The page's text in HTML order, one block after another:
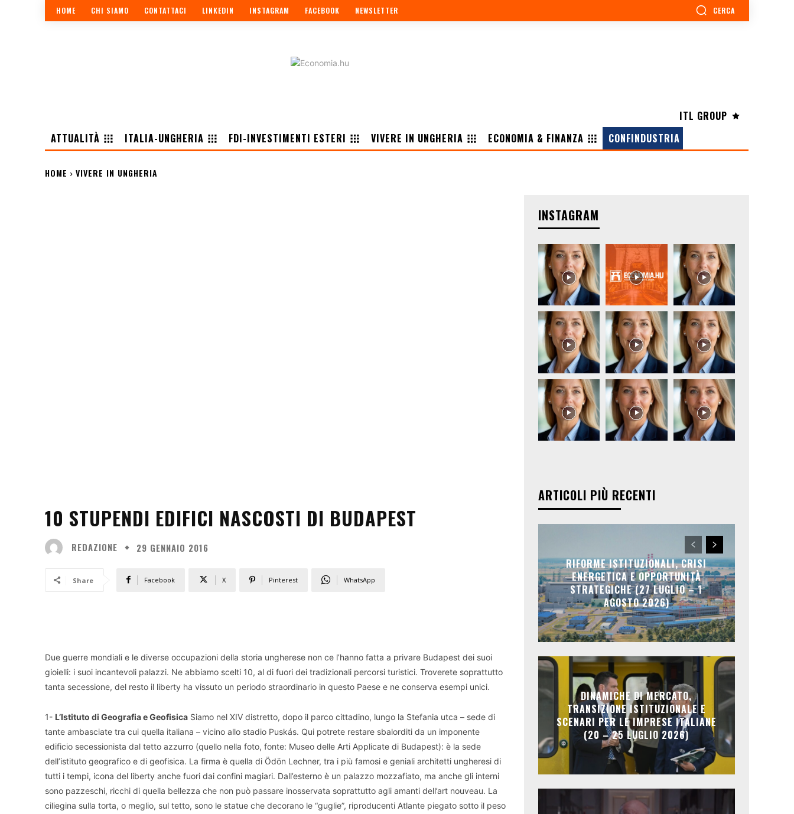
HOME CHI SIAMO CONTATTACI LINKEDIN INSTAGRAM FACEBOOK NEWSLETTER CERCA
ITL GROUP
ATTUALITÀ
ITALIA-UNGHERIA FDI-INVESTIMENTI ESTERI VIVERE IN UNGHERIA ECONOMIA & FINANZA CONFINDUSTRIA
HOME VIVERE IN UNGHERIA
10 STUPENDI EDIFICI NASCOSTI DI BUDAPEST
REDAZIONE 29 GENNAIO 2016
Share Facebook X Pinterest WhatsApp
Due guerre mondiali e le diverse occupazioni della storia ungherese non ce l’hanno fatta a privare Budapest dei suoi
gioielli: i suoi incantevoli palazzi. Ne abbiamo scelti 10, al di fuori dei tradizionali percorsi turistici. Troverete soprattutto
tanta secessione, del resto il liberty ha vissuto un periodo straordinario in questo Paese e ne conserva esempi unici.
1- L’Istituto di Geografia e Geofisica Siamo nel XIV distretto, dopo il parco cittadino, lungo la Stefania utca – sede di
tante ambasciate tra cui quella italiana – vicino allo stadio Puskás. Qui potrete restare sbalorditi da un imponente
edificio secessionista dal tetto azzurro (quello nella foto, fonte: Museo delle Arti Applicate di Budapest): è la sede
dell’istituto geografico e di geofisica. La firma è quella di Ödön Lechner, tra i più famosi e geniali architetti ungheresi di
tutti i tempi, icona del liberty anche fuori dai confini magiari. Dall’esterno è un palazzo mozzafiato, ma anche gli interni
sono pazzeschi, ricchi di quella bellezza che non può passare inosservata soprattutto agli amanti dell’art nouveau. La
ciliegina sulla torta, o meglio, sul tetto, sono le statue che decorano le “guglie”, riproducenti Atlante piegato sotto il peso
INSTAGRAM
ARTICOLI PIÙ RECENTI
RIFORME ISTITUZIONALI, CRISI
ENERGETICA E OPPORTUNITÀ
STRATEGICHE (27 LUGLIO – 1
AGOSTO 2026)
DINAMICHE DI MERCATO,
TRANSIZIONE ISTITUZIONALE E
SCENARI PER LE IMPRESE ITALIANE
(20 – 25 LUGLIO 2026)